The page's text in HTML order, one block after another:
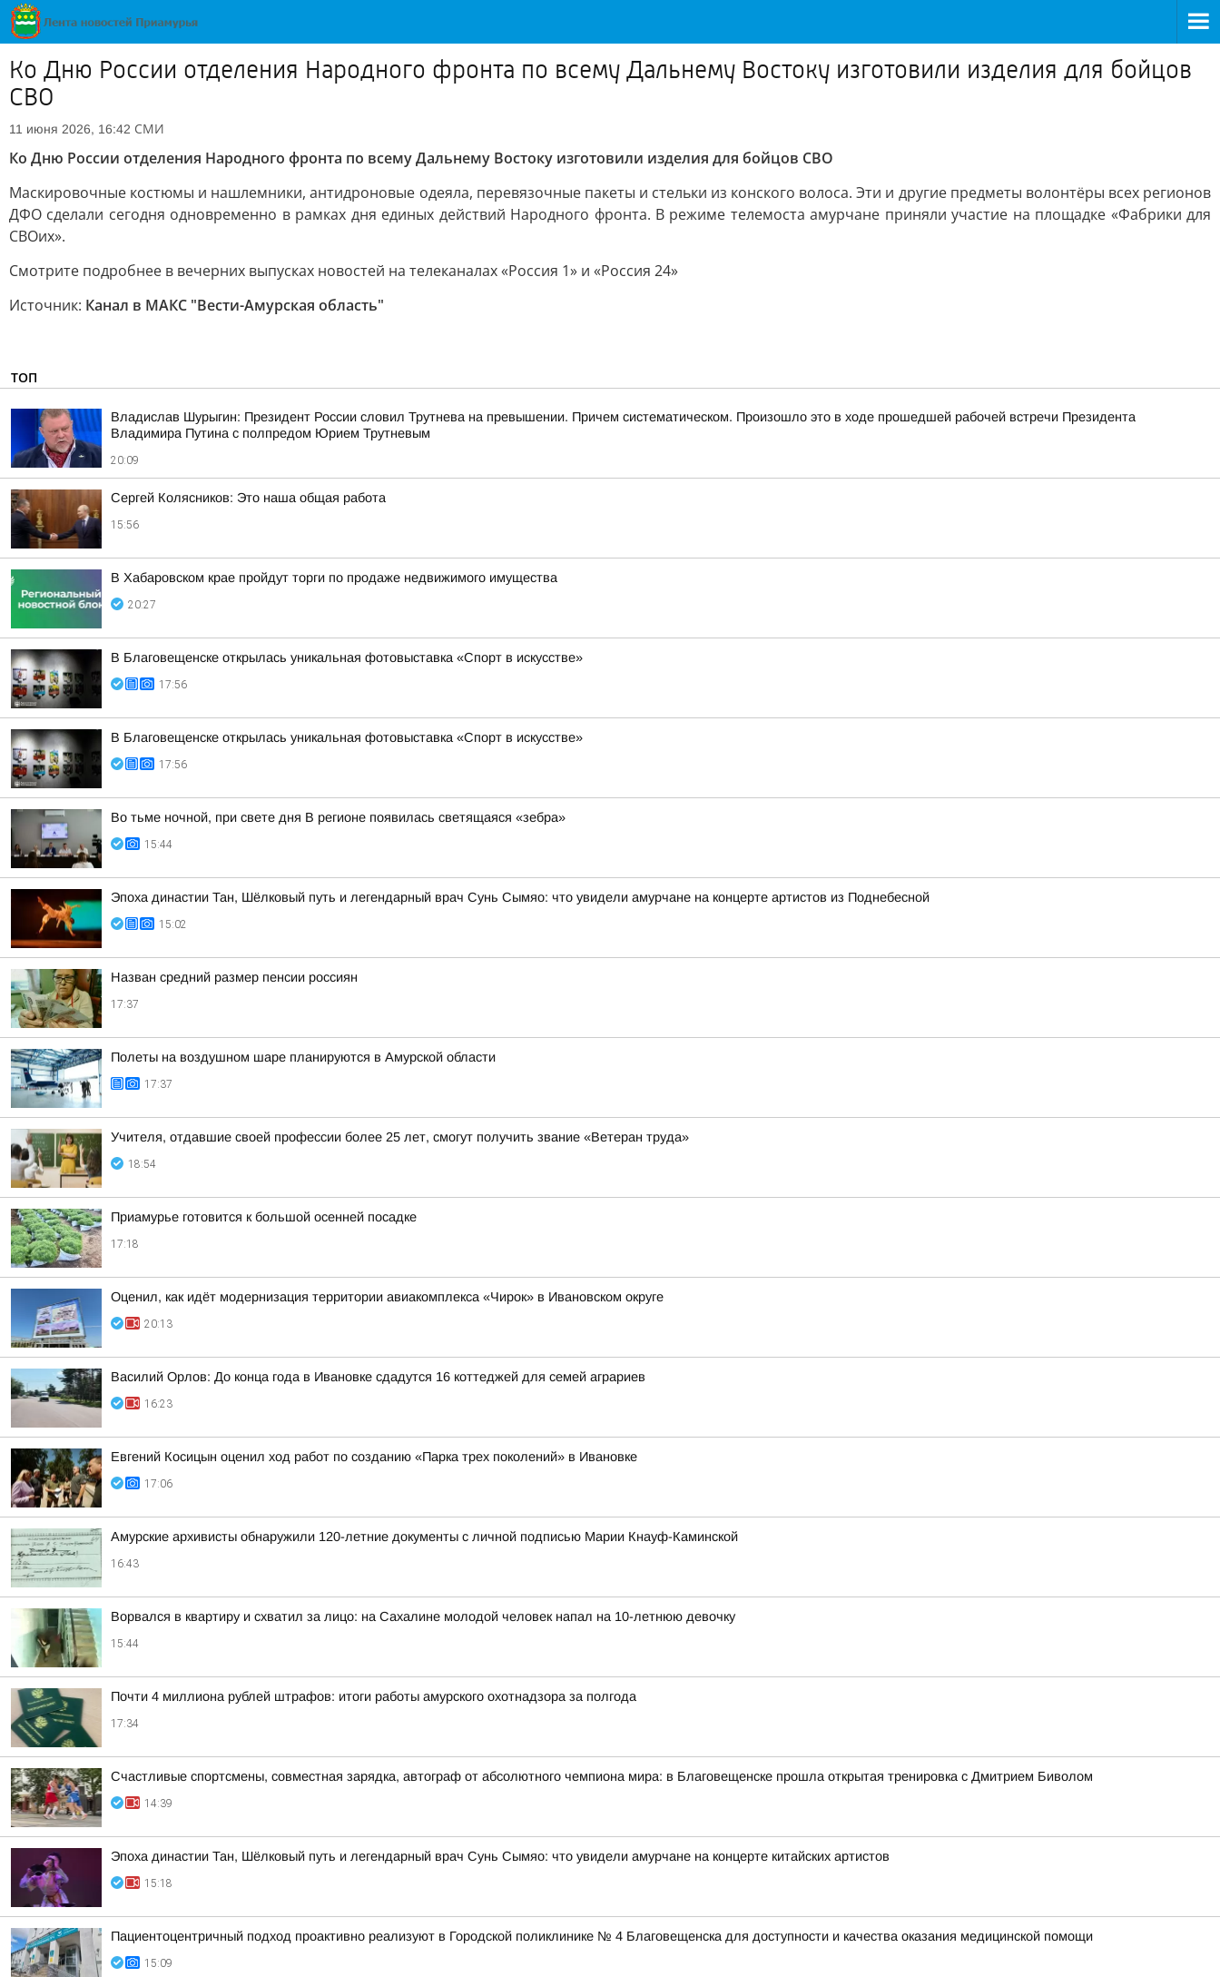
Ко Дню России отделения Народного фронта по всему Дальнему Востоку изготовили изделия для бойцов
СВО
11 июня 2026, 16:42 СМИ
Ко Дню России отделения Народного фронта по всему Дальнему Востоку изготовили изделия для бойцов СВО
Маскировочные костюмы и нашлемники, антидроновые одеяла, перевязочные пакеты и стельки из конского волоса. Эти и другие предметы волонтёры всех регионов
ДФО сделали сегодня одновременно в рамках дня единых действий Народного фронта. В режиме телемоста амурчане приняли участие на площадке «Фабрики для
СВОих».
Смотрите подробнее в вечерних выпусках новостей на телеканалах «Россия 1» и «Россия 24»
Источник: Канал в МАКС "Вести-Амурская область"
ТОП
Владислав Шурыгин: Президент России словил Трутнева на превышении. Причем систематическом. Произошло это в ходе прошедшей рабочей встречи Президента
Владимира Путина с полпредом Юрием Трутневым
20:09
Сергей Колясников: Это наша общая работа
15:56
В Хабаровском крае пройдут торги по продаже недвижимого имущества
20:27
В Благовещенске открылась уникальная фотовыставка «Спорт в искусстве»
17:56
В Благовещенске открылась уникальная фотовыставка «Спорт в искусстве»
17:56
Во тьме ночной, при свете дня В регионе появилась светящаяся «зебра»
15:44
Эпоха династии Тан, Шёлковый путь и легендарный врач Сунь Сымяо: что увидели амурчане на концерте артистов из Поднебесной
15:02
Назван средний размер пенсии россиян
17:37
Полеты на воздушном шаре планируются в Амурской области
17:37
Учителя, отдавшие своей профессии более 25 лет, смогут получить звание «Ветеран труда»
18:54
Приамурье готовится к большой осенней посадке
17:18
Оценил, как идёт модернизация территории авиакомплекса «Чирок» в Ивановском округе
20:13
Василий Орлов: До конца года в Ивановке сдадутся 16 коттеджей для семей аграриев
16:23
Евгений Косицын оценил ход работ по созданию «Парка трех поколений» в Ивановке
17:06
Амурские архивисты обнаружили 120-летние документы с личной подписью Марии Кнауф-Каминской
16:43
Ворвался в квартиру и схватил за лицо: на Сахалине молодой человек напал на 10-летнюю девочку
15:44
Почти 4 миллиона рублей штрафов: итоги работы амурского охотнадзора за полгода
17:34
Счастливые спортсмены, совместная зарядка, автограф от абсолютного чемпиона мира: в Благовещенске прошла открытая тренировка с Дмитрием Биволом
14:39
Эпоха династии Тан, Шёлковый путь и легендарный врач Сунь Сымяо: что увидели амурчане на концерте китайских артистов
15:18
Пациентоцентричный подход проактивно реализуют в Городской поликлинике № 4 Благовещенска для доступности и качества оказания медицинской помощи
15:09